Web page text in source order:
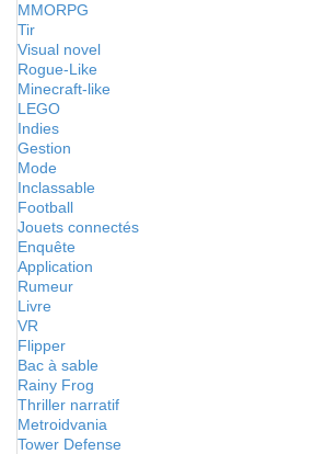
MMORPG
Tir
Visual novel
Rogue-Like
Minecraft-like
LEGO
Indies
Gestion
Mode
Inclassable
Football
Jouets connectés
Enquête
Application
Rumeur
Livre
VR
Flipper
Bac à sable
Rainy Frog
Thriller narratif
Metroidvania
Tower Defense